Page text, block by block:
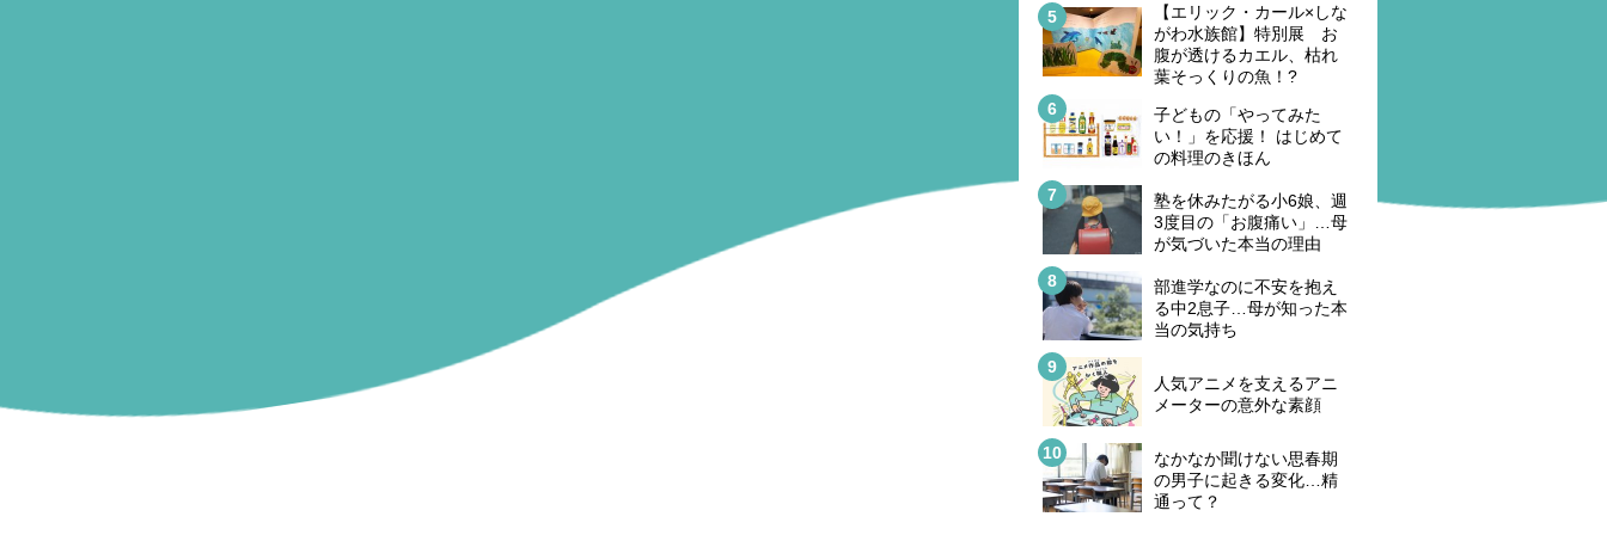
【エリック・カール×しな
がわ水族館】特別展 お
腹が透けるカエル、枯れ
葉そっくりの魚！?
子どもの「やってみた
い！」を応援！ はじめて
の料理のきほん
塾を休みたがる小6娘、週
3度目の「お腹痛い」…母
が気づいた本当の理由
部進学なのに不安を抱え
る中2息子…母が知った本
当の気持ち
人気アニメを支えるアニ
メーターの意外な素顔
なかなか聞けない思春期
の男子に起きる変化…精
通って？